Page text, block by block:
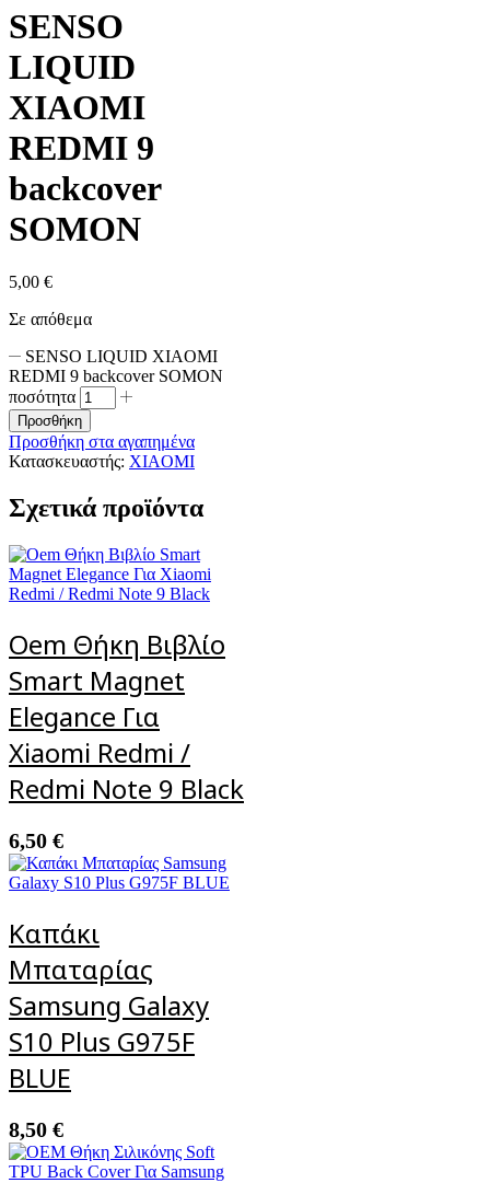
SENSO
LIQUID
XIAOMI
REDMI 9
backcover
SOMON
5,00 €
Σε απόθεμα
SENSO LIQUID XIAOMI
REDMI 9 backcover SOMON
ποσότητα
Προσθήκη
Προσθήκη στα αγαπημένα
Κατασκευαστής: XIAOMI
Σχετικά προϊόντα
Oem Θήκη Βιβλίο
Smart Magnet
Elegance Για
Xiaomi Redmi /
Redmi Note 9 Black
6,50 €
Καπάκι
Μπαταρίας
Samsung Galaxy
S10 Plus G975F
BLUE
8,50 €